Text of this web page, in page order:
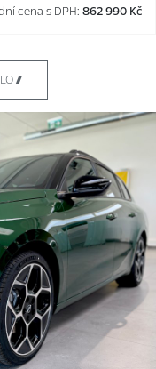
cena s DPH: 862 990 Kč
